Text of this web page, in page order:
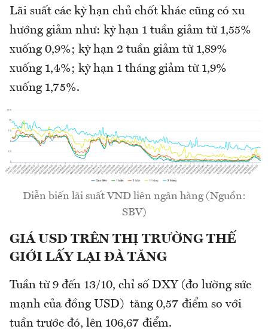
Lãi suất các kỳ hạn chủ chốt khác cũng có xu
hướng giảm như: kỳ hạn 1 tuần giảm từ 1,55%
xuống 0,9%; kỳ hạn 2 tuần giảm từ 1,89%
xuống 1,4%; kỳ hạn 1 tháng giảm từ 1,9%
xuống 1,75%.
Diễn biến lãi suất VND liên ngân hàng (Nguồn:
SBV)
GIÁ USD TRÊN THỊ TRƯỜNG THẾ
GIỚI LẤY LẠI ĐÀ TĂNG
Tuần từ 9 đến 13/10, chỉ số DXY (đo lường sức
mạnh của đồng USD) tăng 0,57 điểm so với
tuần trước đó, lên 106,67 điểm.